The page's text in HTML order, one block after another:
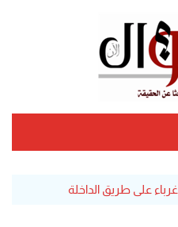
غرباء على طريق الداخلة